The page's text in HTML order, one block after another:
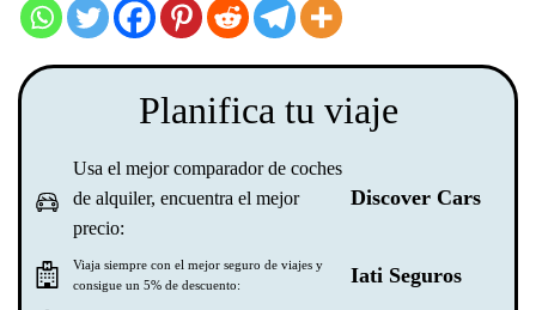
Planifica tu viaje
Usa el mejor comparador de coches
de alquiler, encuentra el mejor
precio:
Discover Cars
Viaja siempre con el mejor seguro de viajes y
consigue un 5% de descuento:
Iati Seguros